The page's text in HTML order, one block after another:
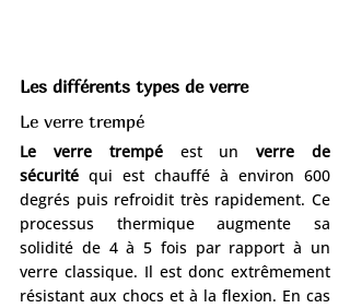
Les différents types de verre
Le verre trempé
Le verre trempé est un verre de
sécurité qui est chauffé à environ 600
degrés puis refroidit très rapidement. Ce
processus thermique augmente sa
solidité de 4 à 5 fois par rapport à un
verre classique. Il est donc extrêmement
résistant aux chocs et à la flexion. En cas